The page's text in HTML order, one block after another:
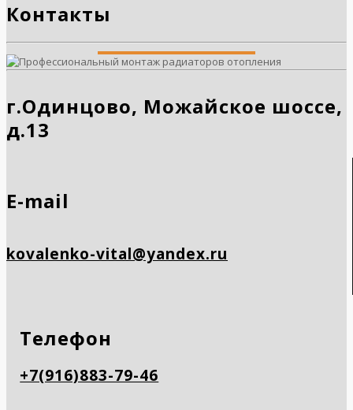
Контакты
г.Одинцово, Можайское шоссе,
д.13
E-mail
kovalenko-vital@yandex.ru
Телефон
+7(916)883-79-46